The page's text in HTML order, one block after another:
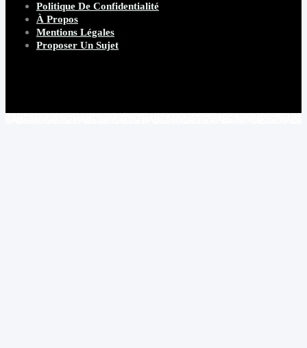
Politique De Confidentialité
À Propos
Mentions Légales
Proposer Un Sujet